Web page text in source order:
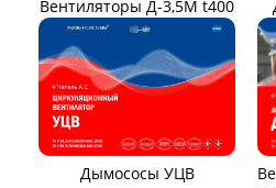
Тягодутьевые машины